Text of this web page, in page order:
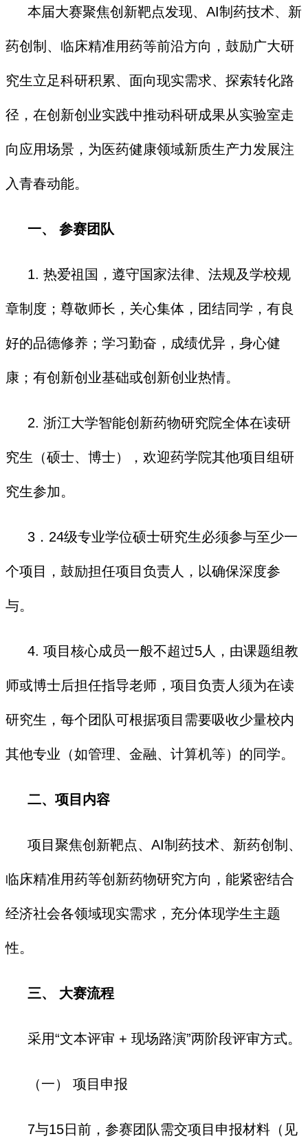
本届大赛聚焦创新靶点发现、AI制药技术、新
药创制、临床精准用药等前沿方向，鼓励广大研
究生立足科研积累、面向现实需求、探索转化路
径，在创新创业实践中推动科研成果从实验室走
向应用场景，为医药健康领域新质生产力发展注
入青春动能。
一、 参赛团队
1. 热爱祖国，遵守国家法律、法规及学校规
章制度；尊敬师长，关心集体，团结同学，有良
好的品德修养；学习勤奋，成绩优异，身心健
康；有创新创业基础或创新创业热情。
2. 浙江大学智能创新药物研究院全体在读研
究生（硕士、博士），欢迎药学院其他项目组研
究生参加。
3．24级专业学位硕士研究生必须参与至少一
个项目，鼓励担任项目负责人，以确保深度参
与。
4. 项目核心成员一般不超过5人，由课题组教
师或博士后担任指导老师，项目负责人须为在读
研究生，每个团队可根据项目需要吸收少量校内
其他专业（如管理、金融、计算机等）的同学。
二、项目内容
项目聚焦创新靶点、AI制药技术、新药创制、
临床精准用药等创新药物研究方向，能紧密结合
经济社会各领域现实需求，充分体现学生主题
性。
三、 大赛流程
采用“文本评审 + 现场路演”两阶段评审方式。
（一） 项目申报
7与15日前，参赛团队需交项目申报材料（见